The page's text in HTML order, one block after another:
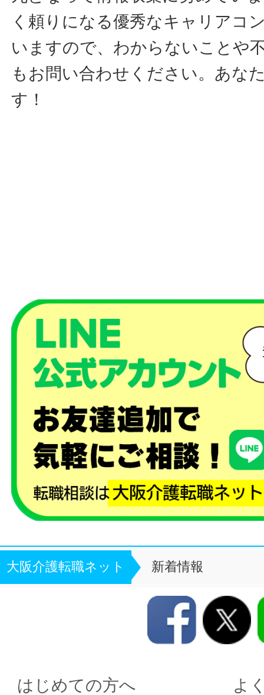
く頼りになる優秀なキャリアコ
いますので、わからないことや
もお問い合わせください。あな
す！
大阪介護転職ネット 新着情報
はじめての方へ よ